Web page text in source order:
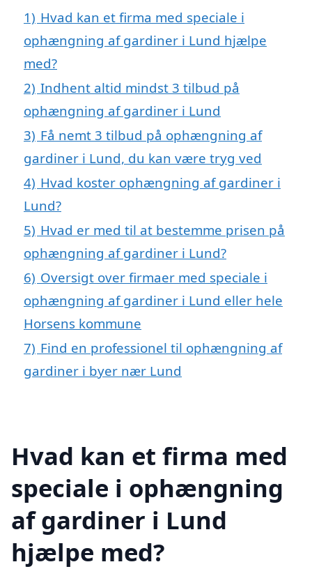
1) Hvad kan et firma med speciale i
ophængning af gardiner i Lund hjælpe
med?
2) Indhent altid mindst 3 tilbud på
ophængning af gardiner i Lund
3) Få nemt 3 tilbud på ophængning af
gardiner i Lund, du kan være tryg ved
4) Hvad koster ophængning af gardiner i
Lund?
5) Hvad er med til at bestemme prisen på
ophængning af gardiner i Lund?
6) Oversigt over firmaer med speciale i
ophængning af gardiner i Lund eller hele
Horsens kommune
7) Find en professionel til ophængning af
gardiner i byer nær Lund
Hvad kan et firma med
speciale i ophængning
af gardiner i Lund
hjælpe med?